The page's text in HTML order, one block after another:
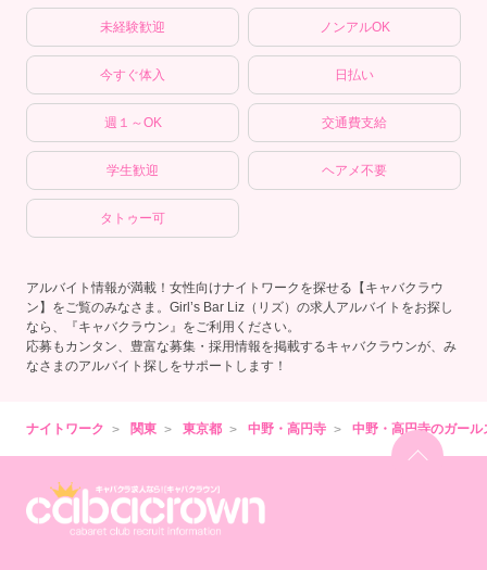
未経験歓迎 ノンアルOK
今すぐ体入 日払い
週１～OK 交通費支給
学生歓迎 ヘアメ不要
タトゥー可
アルバイト情報が満載！女性向けナイトワークを探せる【キャバクラウ
ン】をご覧のみなさま。Girl’s Bar Liz（リズ）の求人アルバイトをお探し
なら、『キャバクラウン』をご利用ください。
応募もカンタン、豊富な募集・採用情報を掲載するキャバクラウンが、み
なさまのアルバイト探しをサポートします！
ナイトワーク 関東 東京都 中野・高円寺 中野・高円寺のガール